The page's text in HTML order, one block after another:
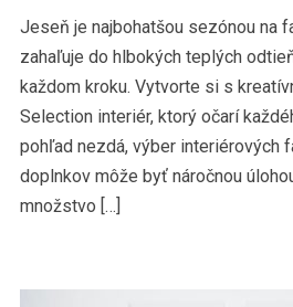
Jeseň je najbohatšou sezónou na
zahaľuje do hlbokých teplých
každom kroku. Vytvorte si s
Selection interiér, ktorý očarí
pohľad nezdá, výber interiérových
doplnkov môže byť náročnou
množstvo […]